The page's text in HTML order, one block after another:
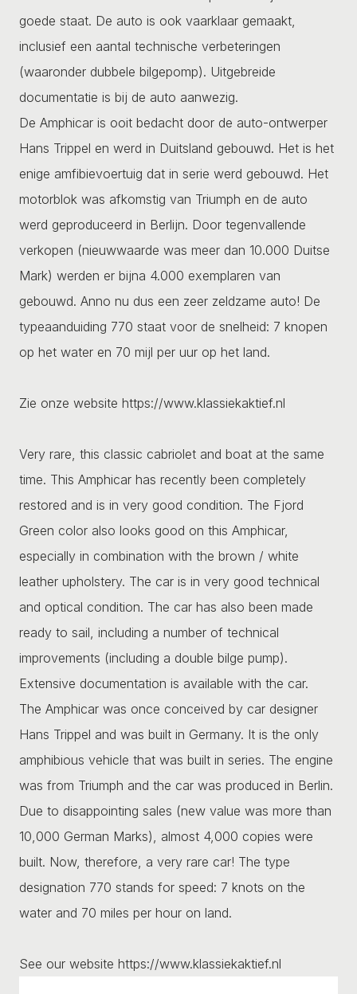
goede staat. De auto is ook vaarklaar gemaakt,
inclusief een aantal technische verbeteringen
(waaronder dubbele bilgepomp). Uitgebreide
documentatie is bij de auto aanwezig.
De Amphicar is ooit bedacht door de auto-ontwerper
Hans Trippel en werd in Duitsland gebouwd. Het is het
enige amfibievoertuig dat in serie werd gebouwd. Het
motorblok was afkomstig van Triumph en de auto
werd geproduceerd in Berlijn. Door tegenvallende
verkopen (nieuwwaarde was meer dan 10.000 Duitse
Mark) werden er bijna 4.000 exemplaren van
gebouwd. Anno nu dus een zeer zeldzame auto! De
typeaanduiding 770 staat voor de snelheid: 7 knopen
op het water en 70 mijl per uur op het land.
Zie onze website https://www.klassiekaktief.nl
Very rare, this classic cabriolet and boat at the same
time. This Amphicar has recently been completely
restored and is in very good condition. The Fjord
Green color also looks good on this Amphicar,
especially in combination with the brown / white
leather upholstery. The car is in very good technical
and optical condition. The car has also been made
ready to sail, including a number of technical
improvements (including a double bilge pump).
Extensive documentation is available with the car.
The Amphicar was once conceived by car designer
Hans Trippel and was built in Germany. It is the only
amphibious vehicle that was built in series. The engine
was from Triumph and the car was produced in Berlin.
Due to disappointing sales (new value was more than
10,000 German Marks), almost 4,000 copies were
built. Now, therefore, a very rare car! The type
designation 770 stands for speed: 7 knots on the
water and 70 miles per hour on land.
See our website https://www.klassiekaktief.nl